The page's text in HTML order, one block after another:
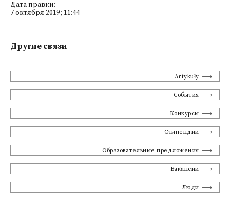
Дата правки:
7 октября 2019; 11:44
Другие связи
Artykuły
События
Конкурсы
Стипендии
Образовательные предложения
Вакансии
Люди